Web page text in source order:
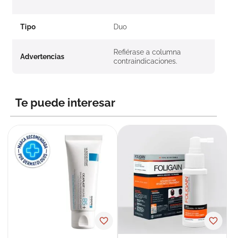
Tipo Duo
Advertencias
Refiérase a columna
contraindicaciones.
Te puede interesar